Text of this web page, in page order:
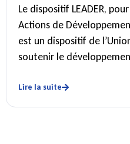
Le dispositif LEADER,
Actions de
est un dispositif de
soutenir le
Lire la suite